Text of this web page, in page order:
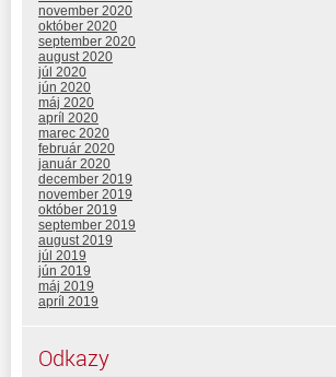
november 2020
október 2020
september 2020
august 2020
júl 2020
jún 2020
máj 2020
apríl 2020
marec 2020
február 2020
január 2020
december 2019
november 2019
október 2019
september 2019
august 2019
júl 2019
jún 2019
máj 2019
apríl 2019
Odkazy